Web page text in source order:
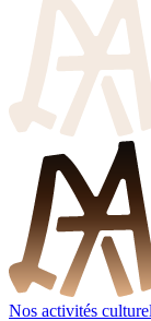
Nos activités